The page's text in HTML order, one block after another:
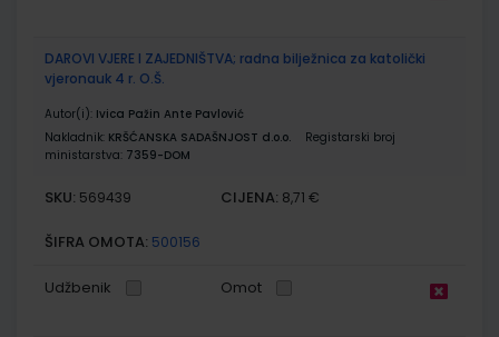
DAROVI VJERE I ZAJEDNIŠTVA; radna bilježnica za katolički
vjeronauk 4 r. O.Š.
Autor(i): Ivica Pažin Ante Pavlović
Nakladnik: KRŠĆANSKA SADAŠNJOST d.o.o.
Registarski broj
ministarstva: 7359-DOM
SKU: 569439 CIJENA: 8,71 €
ŠIFRA OMOTA: 500156
Udžbenik Omot